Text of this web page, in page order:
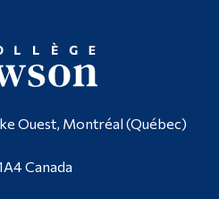
Ouest, Montréal (Québec)
Canada